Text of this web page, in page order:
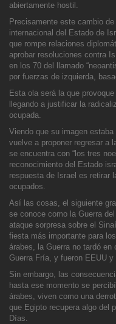
abiertamente hostil.
Precisamente este cambio
internacional del Estado de
que rompe relaciones
aprobar resoluciones contra
en los 70 del llamado
por fuerzas de izquierda,
Esta ola será la que
llegando a justificar la
ocupada.
Viendo que su imagen
vuelve a proponer regresar a
se encuentra con “los tres
reconocimiento del Estado
respuesta de Israel es retirar
ocupados.
Así las cosas, el siguiente
se conoce como la Guerra
ataque sorpresa sobre el
fiesta más importante para
árabes, la Guerra no tardó
Guerra Fría, y fueron EEUU
Sin embargo, las consecuen
hasta ese momento se
árabes, viven como una
que Egipto recupera algo del
Días.